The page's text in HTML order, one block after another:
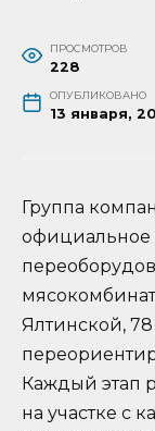
ПРОСМОТРОВ
228
ОПУБЛИКОВАНО
13 января,
Группа
официальное
Ялтинской,
Каждый этап
на участке с